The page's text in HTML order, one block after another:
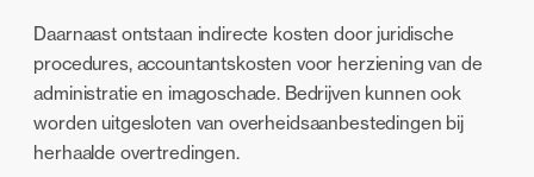
Daarnaast ontstaan indirecte kosten door juridische
procedures, accountantskosten voor herziening van de
administratie en imagoschade. Bedrijven kunnen ook
worden uitgesloten van overheidsaanbestedingen bij
herhaalde overtredingen.